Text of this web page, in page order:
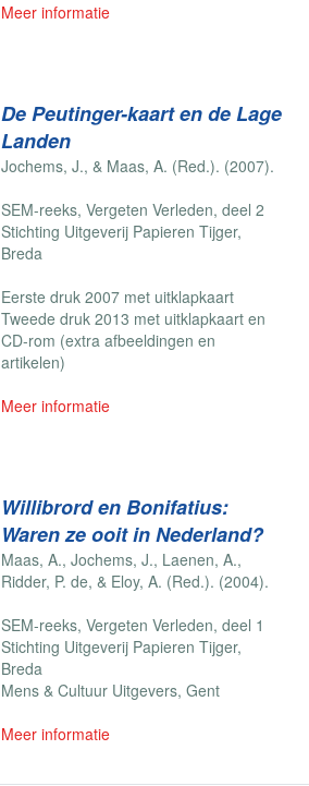
Meer informatie
De Peutinger-kaart en de Lage
Landen
Jochems, J., & Maas, A. (Red.). (2007).
SEM-reeks, Vergeten Verleden, deel 2
Stichting Uitgeverij Papieren Tijger,
Breda
Eerste druk 2007 met uitklapkaart
Tweede druk 2013 met uitklapkaart en
CD-rom (extra afbeeldingen en
artikelen)
Meer informatie
Willibrord en Bonifatius:
Waren ze ooit in Nederland?
Maas, A., Jochems, J., Laenen, A.,
Ridder, P. de, & Eloy, A. (Red.). (2004).
SEM-reeks, Vergeten Verleden, deel 1
Stichting Uitgeverij Papieren Tijger,
Breda
Mens & Cultuur Uitgevers, Gent
Meer informatie